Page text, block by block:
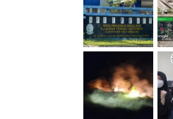
1 hari lalu
Pemilik